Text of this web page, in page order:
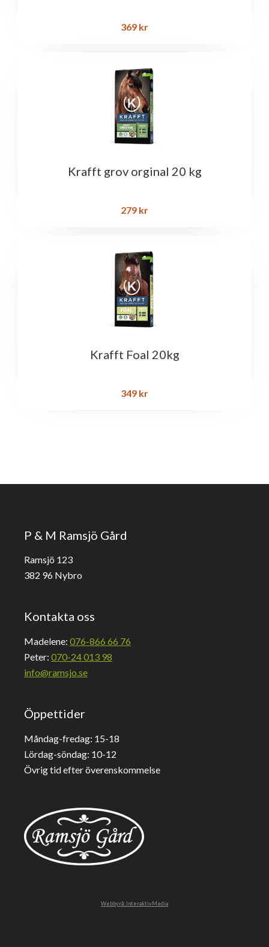
369 kr
Krafft grov orginal 20 kg
279 kr
Krafft Foal 20kg
349 kr
P & M Ramsjö Gård
Ramsjö 123
382 96 Nybro
Kontakta oss
Madelene: 076-866 66 76
Peter: 070-24 013 98
info@ramsjo.se
Öppettider
Måndag-fredag: 15-18
Lördag-söndag: 10-12
Övrig tid efter överenskommelse
Webbyrå: InteraktivMedia